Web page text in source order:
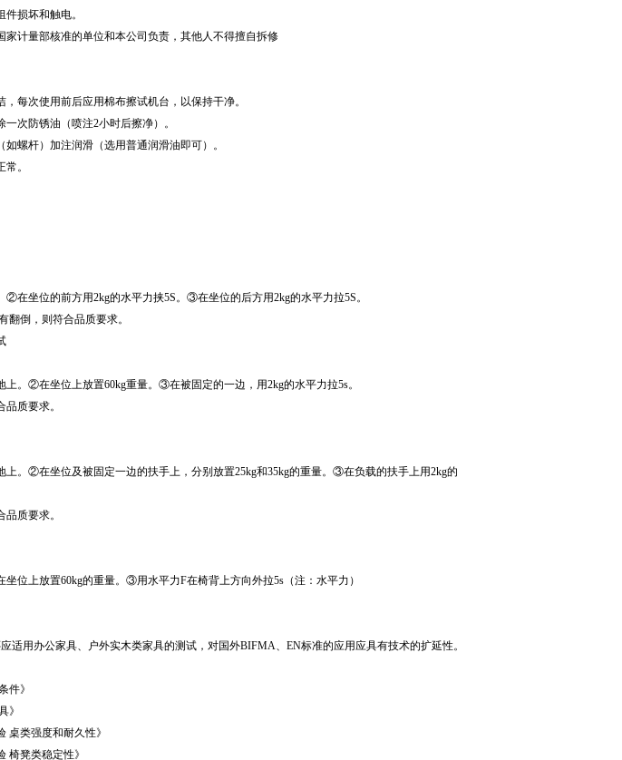
损坏和触电。
家计量部核准的单位和本公司负责，其他人不得擅自拆修
，每次使用前后应用棉布擦试机台，以保持干净。
次防锈油（喷注2小时后擦净）。
螺杆）加注润滑（选用普通润滑油即可）。
。
在坐位的前方用2kg的水平力挟5S。③在坐位的后方用2kg的水平力拉5S。
翻倒，则符合品质要求。
。②在坐位上放置60kg重量。③在被固定的一边，用2kg的水平力拉5s。
质要求。
。②在坐位及被固定一边的扶手上，分别放置25kg和35kg的重量。③在负载的扶手上用2kg的
质要求。
位上放置60kg的重量。③用水平力F在椅背上方向外拉5s（注：水平力）
适用办公家具、户外实木类家具的测试，对国外BIFMA、EN标准的应用应具有技术的扩延性。
件》
》
桌类强度和耐久性》
椅凳类稳定性》